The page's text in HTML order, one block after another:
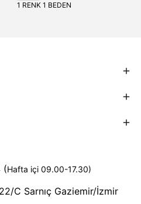
1 RENK 1 BEDEN
(Hafta içi 09.00-17.30)
C Sarnıç Gaziemir/İzmir